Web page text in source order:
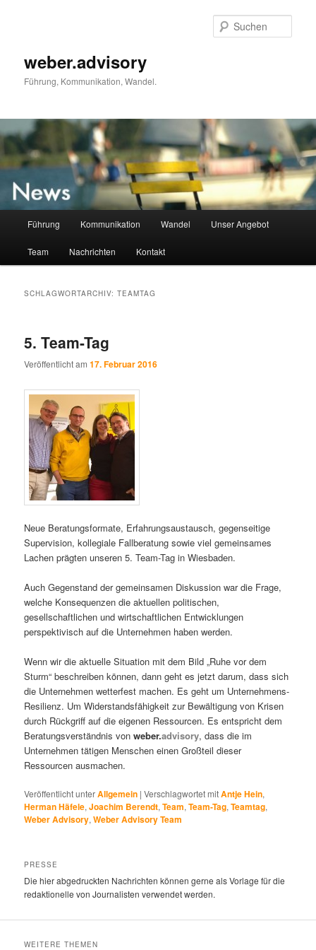
weber.advisory
Führung, Kommunikation, Wandel.
Führung Kommunikation Wandel Unser Angebot
Team Nachrichten Kontakt
SCHLAGWORTARCHIV:TEAMTAG
5. Team-Tag
Veröffentlicht am17. Februar 2016
Neue Beratungsformate, Erfahrungsaustausch, gegenseitige
Supervision, kollegiale Fallberatung sowie viel gemeinsames
Lachen prägten unseren 5. Team-Tag in Wiesbaden.
Auch Gegenstand der gemeinsamen Diskussion war die Frage,
welche Konsequenzen die aktuellen politischen,
gesellschaftlichen und wirtschaftlichen Entwicklungen
perspektivisch auf die Unternehmen haben werden.
Wenn wir die aktuelle Situation mit dem Bild „Ruhe vor dem
Sturm“ beschreiben können, dann geht es jetzt darum, dass sich
die Unternehmen wetterfest machen. Es geht um Unternehmens-
Resilienz. Um Widerstandsfähigkeit zur Bewältigung von Krisen
durch Rückgriff auf die eigenen Ressourcen. Es entspricht dem
Beratungsverständnis vonweber.advisory, dass die im
Unternehmen tätigen Menschen einen Großteil dieser
Ressourcen ausmachen.
Veröffentlicht unterAllgemein |Verschlagwortet mitAntje Hein,
Herman Häfele,Joachim Berendt,Team,Team-Tag,Teamtag,
Weber Advisory,Weber Advisory Team
PRESSE
Die hier abgedruckten Nachrichten können gerne als Vorlage für die
redaktionelle von Journalisten verwendet werden.
WEITERE THEMEN